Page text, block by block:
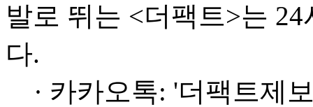
발로 뛰는 <더팩트>는
다.
· 카카오톡: '더팩트제